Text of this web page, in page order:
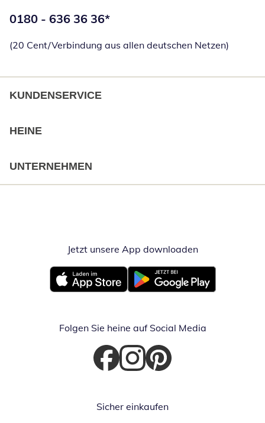
Telefonnummer:
0180 - 636 36 36*
(20 Cent/Verbindung aus allen deutschen Netzen)
KUNDENSERVICE
HEINE
UNTERNEHMEN
Jetzt unsere App downloadenÖffnet in
Öffnet in neuem FensterÖffnet in neuem Fenster
Folgen Sie heine auf Social Media
Öffnet in neuem Fenster
Öffnet in neuem Fenster
Öffnet in neuem Fenster
Sicher einkaufen